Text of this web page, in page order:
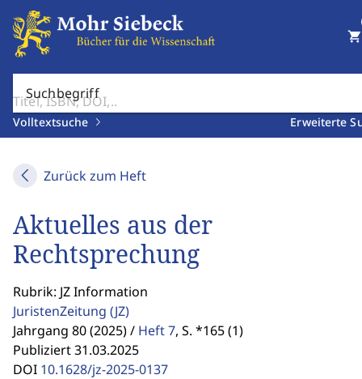
Suchbegriff
Volltextsuche Erweiterte
shopping_cart
Zurück zum Heft
Aktuelles aus der
Rechtsprechung
Rubrik: JZ Information
JuristenZeitung (JZ)
Jahrgang 80 (2025) / Heft 7, S. *165 (1)
Publiziert 31.03.2025
DOI 10.1628/jz-2025-0137